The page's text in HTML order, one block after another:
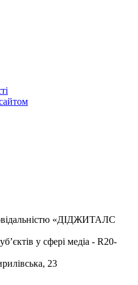
«ДІДЖИТАЛС
у сфері медіа - R20-
23